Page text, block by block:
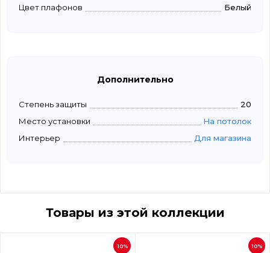
Цвет плафонов
Белый
Дополнительно
Степень защиты
20
Место установки
На потолок
Интерьер
Для магазина
Товары из этой коллекции
10% 10%